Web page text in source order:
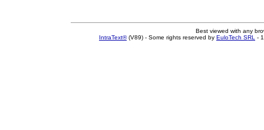
Best viewed with any
IntraText®(V89) - Some rights reserved by EuloTech SRL -